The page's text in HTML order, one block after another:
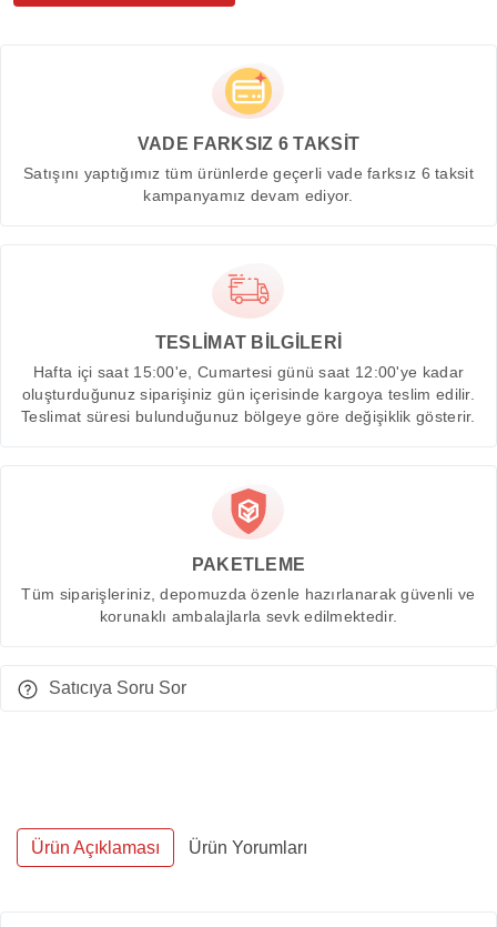
VADE FARKSIZ 6 TAKSİT
Satışını yaptığımız tüm ürünlerde geçerli vade farksız 6 taksit
kampanyamız devam ediyor.
TESLİMAT BİLGİLERİ
Hafta içi saat 15:00'e, Cumartesi günü saat 12:00'ye kadar
oluşturduğunuz siparişiniz gün içerisinde kargoya teslim edilir.
Teslimat süresi bulunduğunuz bölgeye göre değişiklik gösterir.
PAKETLEME
Tüm siparişleriniz, depomuzda özenle hazırlanarak güvenli ve
korunaklı ambalajlarla sevk edilmektedir.
Satıcıya Soru Sor
Ürün Açıklaması Ürün Yorumları